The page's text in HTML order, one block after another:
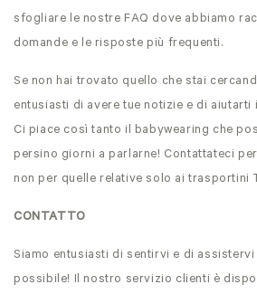
sfogliare le nostre FAQ dove abbiamo
domande e le risposte più frequenti.
Se non hai trovato quello che stai
entusiasti di avere tue notizie e di
Ci piace così tanto il babywearing che
persino giorni a parlarne! Contattateci
non per quelle relative solo ai trasportini
CONTATTO
Siamo entusiasti di sentirvi e di
possibile! Il nostro servizio clienti è